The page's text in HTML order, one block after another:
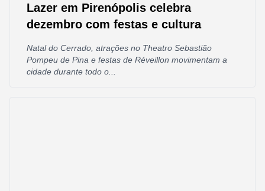
Lazer em Pirenópolis celebra
dezembro com festas e cultura
Natal do Cerrado, atrações no Theatro Sebastião
Pompeu de Pina e festas de Réveillon movimentam a
cidade durante todo o...